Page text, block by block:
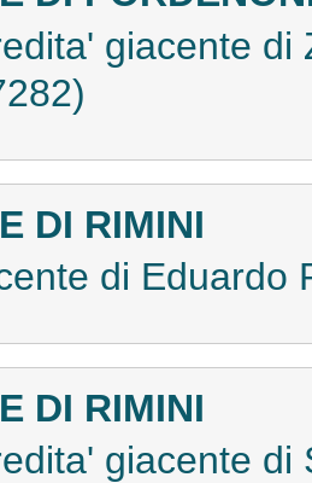
giacente di
DI RIMINI
di Eduardo
DI RIMINI
giacente